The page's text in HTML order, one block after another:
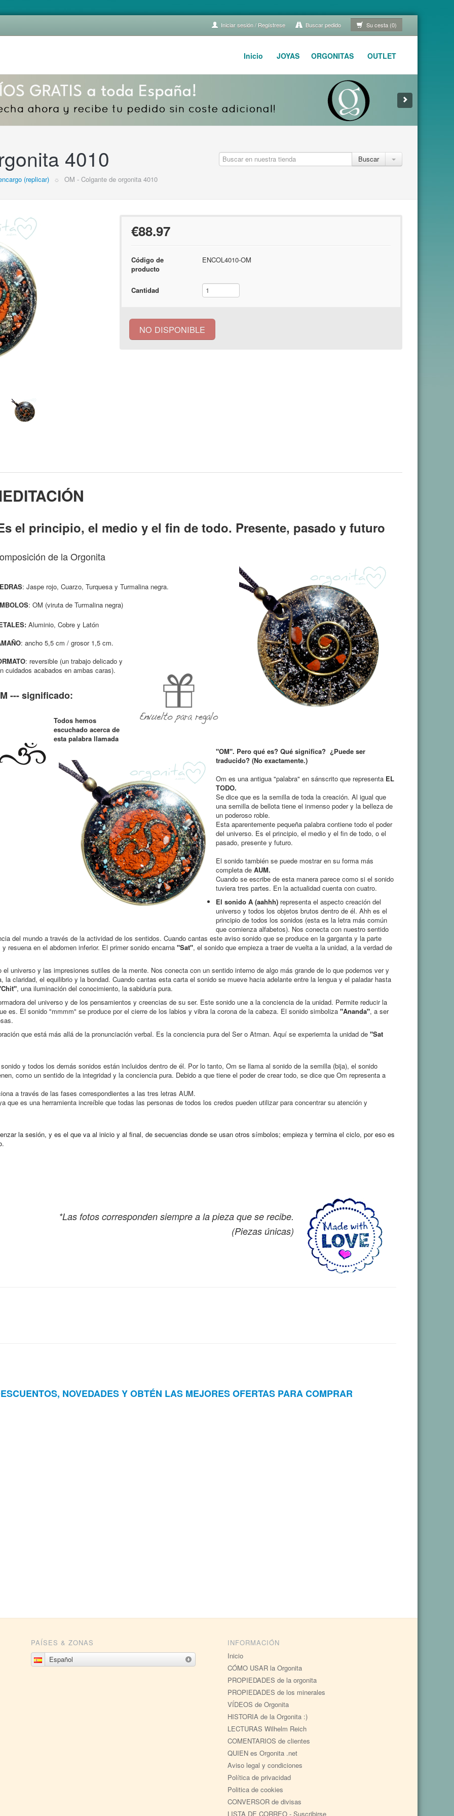
Iniciar sesión / Regístrese Buscar pedido Su cesta (0)
Inicio JOYAS ORGONITAS OUTLET
4010
(replicar) ☼ OM - Colgante de orgonita 4010
Buscar
€88.97
Código de
producto
ENCOL4010-OM
Cantidad
NO DISPONIBLE
el principio, el medio y el fin de todo. Presente, pasado y futuro
omposición de la Orgonita
: Jaspe rojo, Cuarzo, Turquesa y Turmalina negra.
: OM (viruta de Turmalina negra)
Aluminio, Cobre y Latón
: ancho 5,5 cm / grosor 1,5 cm.
: reversible (un trabajo delicado y
cuidados acabados en ambas caras).
--- significado:
Todos hemos
escuchado acerca de
esta palabra llamada
"OM". Pero qué es? Qué significa? ¿Puede ser
traducido? (No exactamente.)
Om es una antigua "palabra" en sánscrito que representa EL
TODO.
Se dice que es la semilla de toda la creación. Al igual que
una semilla de bellota tiene el inmenso poder y la belleza de
un poderoso roble.
Esta aparentemente pequeña palabra contiene todo el poder
del universo. Es el principio, el medio y el fin de todo, o el
pasado, presente y futuro.
El sonido también se puede mostrar en su forma más
completa de AUM.
Cuando se escribe de esta manera parece como si el sonido
tuviera tres partes. En la actualidad cuenta con cuatro.
El sonido A (aahhh) representa el aspecto creación del
universo y todos los objetos brutos dentro de él. Ahh es el
principio de todos los sonidos (esta es la letra más común
que comienza alfabetos). Nos conecta con nuestro sentido
del mundo a través de la actividad de los sentidos. Cuando cantas este aviso sonido que se produce en la garganta y la parte
resuena en el abdomen inferior. El primer sonido encarna "Sat", el sonido que empieza a traer de vuelta a la unidad, a la verdad de
universo y las impresiones sutiles de la mente. Nos conecta con un sentido interno de algo más grande de lo que podemos ver y
la claridad, el equilibrio y la bondad. Cuando cantas esta carta el sonido se mueve hacia adelante entre la lengua y el paladar hasta
, una iluminación del conocimiento, la sabiduría pura.
del universo y de los pensamientos y creencias de su ser. Este sonido une a la conciencia de la unidad. Permite reducir la
es. El sonido "mmmm" se produce por el cierre de los labios y vibra la corona de la cabeza. El sonido simboliza "Ananda", a ser
que está más allá de la pronunciación verbal. Es la conciencia pura del Ser o Atman. Aquí se experiemta la unidad de "Sat
y todos los demás sonidos están incluidos dentro de él. Por lo tanto, Om se llama al sonido de la semilla (bija), el sonido
como un sentido de la integridad y la conciencia pura. Debido a que tiene el poder de crear todo, se dice que Om representa a
a través de las fases correspondientes a las tres letras AUM.
que es una herramienta increíble que todas las personas de todos los credos pueden utilizar para concentrar su atención y
la sesión, y es el que va al inicio y al final, de secuencias donde se usan otros símbolos; empieza y termina el ciclo, por eso es
*Las fotos corresponden siempre a la pieza que se recibe.
(Piezas únicas)
NOVEDADES Y OBTÉN LAS MEJORES OFERTAS PARA COMPRAR
PAÍSES & ZONAS
Español
INFORMACIÓN
Inicio
CÓMO USAR la Orgonita
PROPIEDADES de la orgonita
PROPIEDADES de los minerales
VÍDEOS de Orgonita
HISTORIA de la Orgonita :)
LECTURAS Wilhelm Reich
COMENTARIOS de clientes
QUIEN es Orgonita .net
Aviso legal y condiciones
Política de privacidad
Politica de cookies
CONVERSOR de divisas
LISTA DE CORREO - Suscribirse